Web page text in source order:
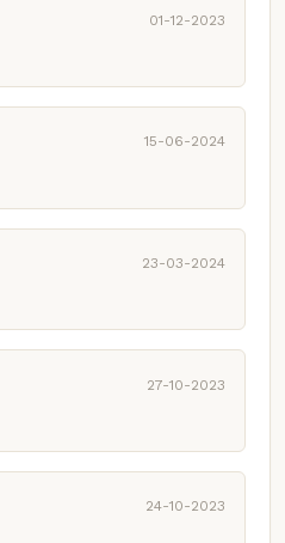
01-12-2023
15-06-2024
23-03-2024
27-10-2023
24-10-2023